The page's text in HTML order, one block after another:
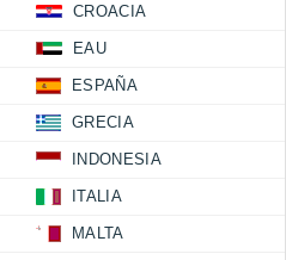
CROACIA
EAU
ESPAÑA
GRECIA
INDONESIA
ITALIA
MALTA